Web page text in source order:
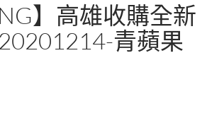
】高雄收購全新
青蘋果